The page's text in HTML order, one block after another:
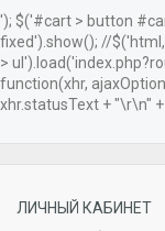
'); $('#cart > button
fixed').show(); //
>
function(xhr,
xhr.statusText + "\r\n"
ЛИЧНЫЙ КАБИНЕТ